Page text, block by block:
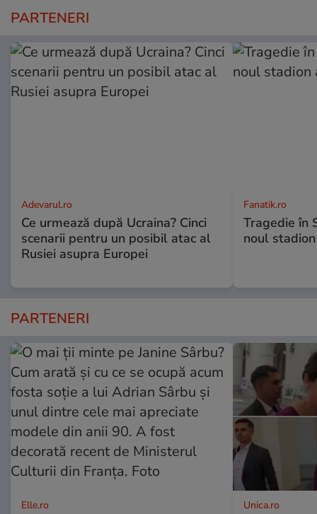
PARTENERI
Adevarul.ro
Ce urmează după Ucraina? Cinci
scenarii pentru un posibil atac al
Rusiei asupra Europei
Fanatik.ro
Tragedie în
noul
PARTENERI
Elle.ro Unica.ro